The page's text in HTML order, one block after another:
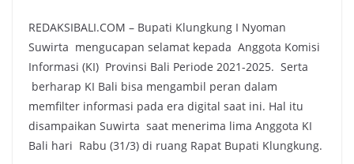
REDAKSIBALI.COM – Bupati Klungkung I Nyoman
Suwirta mengucapan selamat kepada Anggota Komisi
Informasi (KI) Provinsi Bali Periode 2021-2025. Serta
berharap KI Bali bisa mengambil peran dalam
memfilter informasi pada era digital saat ini. Hal itu
disampaikan Suwirta saat menerima lima Anggota KI
Bali hari Rabu (31/3) di ruang Rapat Bupati Klungkung.